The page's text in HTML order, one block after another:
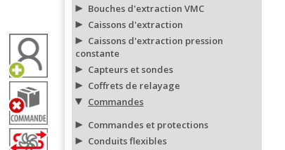
Bouches d'extraction VMC
Caissons d'extraction
Caissons d'extraction pression
constante
Capteurs et sondes
Coffrets de relayage
Commandes
Commandes et protections
Conduits flexibles